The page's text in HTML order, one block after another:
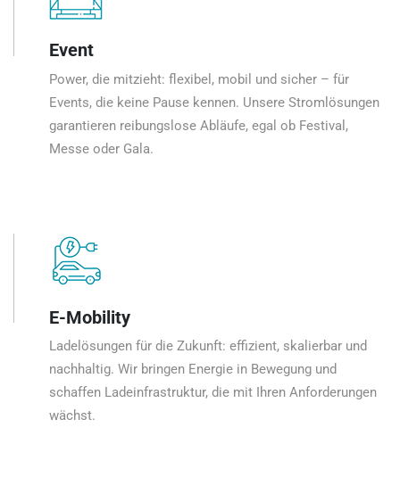
Event
Power, die mitzieht: flexibel, mobil und sicher – für
Events, die keine Pause kennen. Unsere Stromlösungen
garantieren reibungslose Abläufe, egal ob Festival,
Messe oder Gala.
E-Mobility
Ladelösungen für die Zukunft: effizient, skalierbar und
nachhaltig. Wir bringen Energie in Bewegung und
schaffen Ladeinfrastruktur, die mit Ihren Anforderungen
wächst.